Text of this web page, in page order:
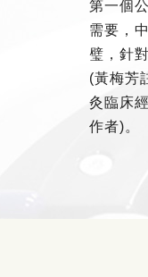
第一個
需要，
璧，針
(黃梅芳
灸臨床
作者)。